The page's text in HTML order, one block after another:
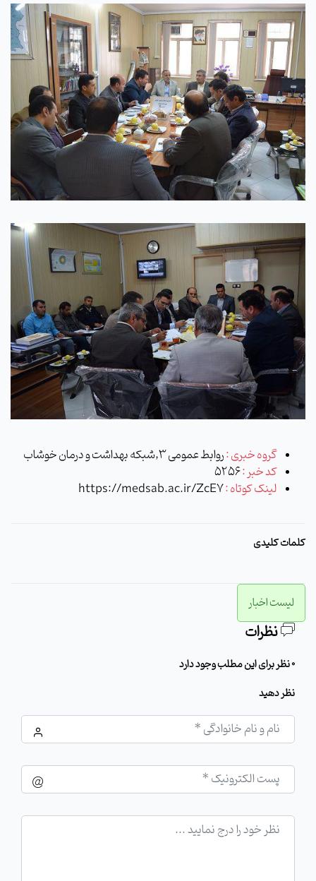
گروه خبری :روابط عمومی 3,شبکه بهداشت و درمان خوشاب
کد خبر :5256
لینک کوتاه :https://medsab.ac.ir/ZcE7
کلمات کلیدی
لیست اخبار
نظرات
0 نظر برای این مطلب وجود دارد
نظر دهید